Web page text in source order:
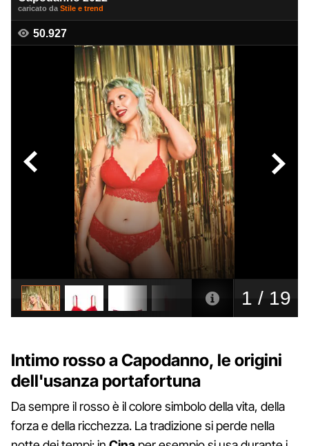
Intimo rosso a Capodanno, le origini
dell'usanza portafortuna
Da sempre il rosso è il colore simbolo della vita, della
forza e della ricchezza. La tradizione si perde nella